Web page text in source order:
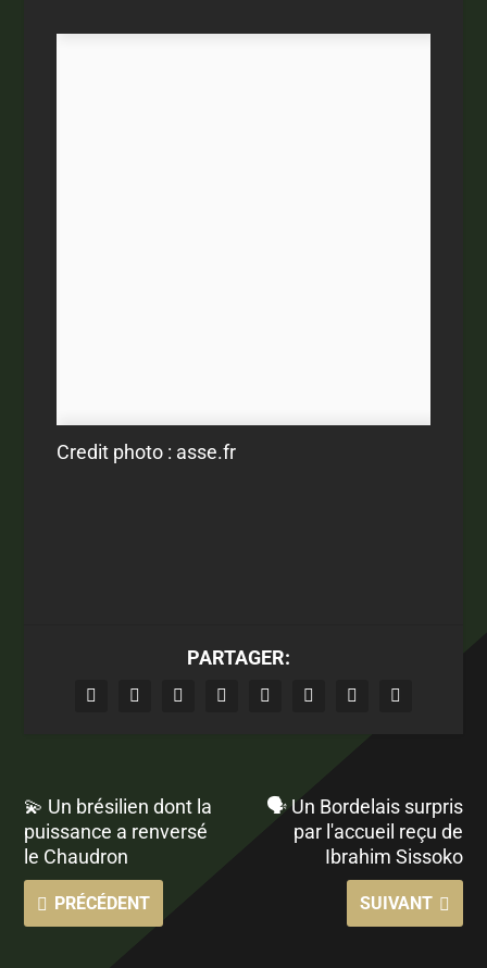
Credit photo : asse.fr
PARTAGER:
💫 Un brésilien dont la
puissance a renversé
le Chaudron
PRÉCÉDENT
🗣 Un Bordelais surpris
par l'accueil reçu de
Ibrahim Sissoko
SUIVANT